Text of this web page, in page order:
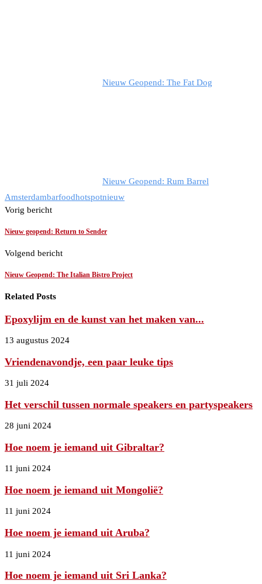
Nieuw Geopend: The Fat Dog
Nieuw Geopend: Rum Barrel
Amsterdambarfoodhotspotnieuw
Vorig bericht
Nieuw geopend: Return to Sender
Volgend bericht
Nieuw Geopend: The Italian Bistro Project
Related Posts
Epoxylijm en de kunst van het maken van...
13 augustus 2024
Vriendenavondje, een paar leuke tips
31 juli 2024
Het verschil tussen normale speakers en partyspeakers
28 juni 2024
Hoe noem je iemand uit Gibraltar?
11 juni 2024
Hoe noem je iemand uit Mongolië?
11 juni 2024
Hoe noem je iemand uit Aruba?
11 juni 2024
Hoe noem je iemand uit Sri Lanka?